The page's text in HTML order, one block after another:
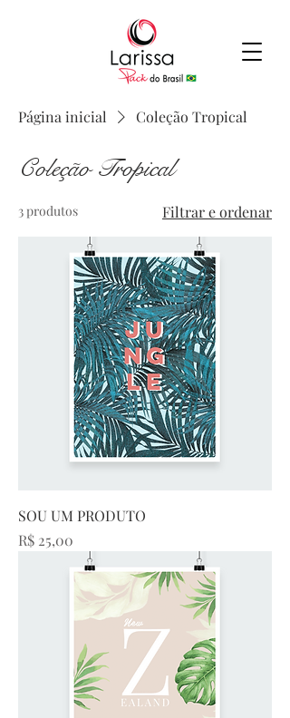
Página inicial Coleção Tropical
Coleção Tropical
3 produtos Filtrar e ordenar
SOU UM PRODUTO
Preço
R$ 25,00